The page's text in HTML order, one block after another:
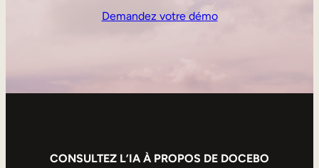
Demandez votre démo
CONSULTEZ L’IA À PROPOS DE DOCEBO